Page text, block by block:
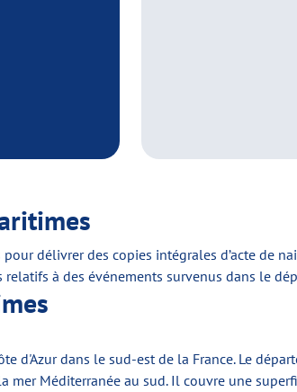
délivrer des copies intégrales d’acte de
à des événements survenus dans le
d'Azur dans le sud-est de la France. Le
mer Méditerranée au sud. Il couvre une